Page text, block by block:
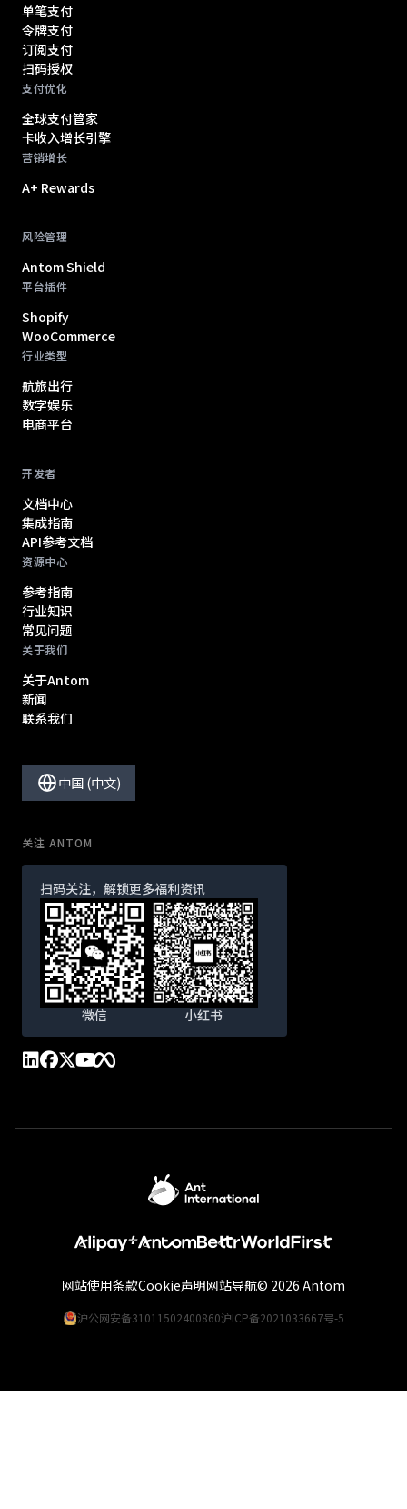
单笔支付
令牌支付
订阅支付
扫码授权
支付优化
全球支付管家
卡收入增长引擎
营销增长
A+ Rewards
风险管理
Antom Shield
平台插件
Shopify
WooCommerce
行业类型
航旅出行
数字娱乐
电商平台
开发者
文档中心
集成指南
API参考文档
资源中心
参考指南
行业知识
常见问题
关于我们
关于Antom
新闻
联系我们
中国 (中文)
关注 ANTOM
扫码关注，解锁更多福利资讯
微信 小红书
沪公网安备31011502400860沪ICP备2021033667号-5
网站使用条款Cookie声明网站导航© 2026 Antom